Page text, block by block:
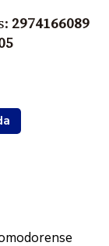
2974166089